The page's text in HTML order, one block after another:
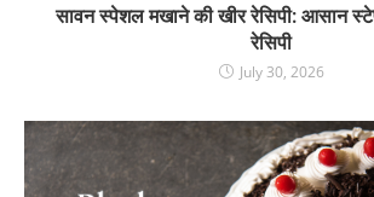
सावन स्पेशल मखाने की खीर रेसिपी: आसान
रेसिपी
July 30, 2026